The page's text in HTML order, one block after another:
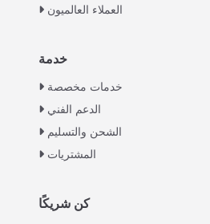
العملاء العالميون
خدمة
خدمات مخصصة
الدعم الفني
الشحن والتسليم
المشتريات
كن شريكًا